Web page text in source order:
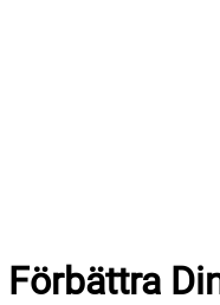
Förbättra